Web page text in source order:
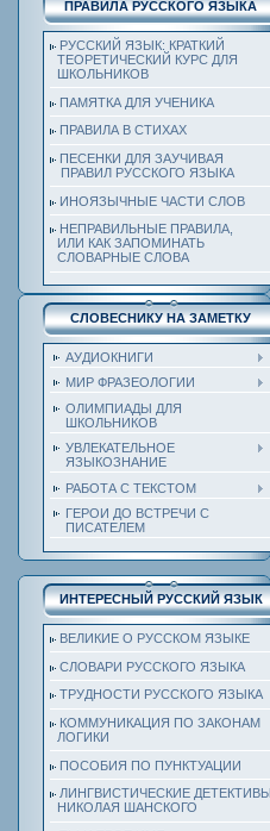
ПРАВИЛА РУССКОГО ЯЗЫКА
РУССКИЙ ЯЗЫК: КРАТКИЙ
ТЕОРЕТИЧЕСКИЙ КУРС ДЛЯ
ШКОЛЬНИКОВ
ПАМЯТКА ДЛЯ УЧЕНИКА
ПРАВИЛА В СТИХАХ
ПЕСЕНКИ ДЛЯ ЗАУЧИВАЯ
ПРАВИЛ РУССКОГО ЯЗЫКА
ИНОЯЗЫЧНЫЕ ЧАСТИ СЛОВ
НЕПРАВИЛЬНЫЕ ПРАВИЛА,
ИЛИ КАК ЗАПОМИНАТЬ
СЛОВАРНЫЕ СЛОВА
СЛОВЕСНИКУ НА ЗАМЕТКУ
АУДИОКНИГИ
МИР ФРАЗЕОЛОГИИ
ОЛИМПИАДЫ ДЛЯ
ШКОЛЬНИКОВ
УВЛЕКАТЕЛЬНОЕ
ЯЗЫКОЗНАНИЕ
РАБОТА С ТЕКСТОМ
ГЕРОИ ДО ВСТРЕЧИ С
ПИСАТЕЛЕМ
ИНТЕРЕСНЫЙ РУССКИЙ ЯЗЫК
ВЕЛИКИЕ О РУССКОМ ЯЗЫКЕ
СЛОВАРИ РУССКОГО ЯЗЫКА
ТРУДНОСТИ РУССКОГО ЯЗЫКА
КОММУНИКАЦИЯ ПО ЗАКОНАМ
ЛОГИКИ
ПОСОБИЯ ПО ПУНКТУАЦИИ
ЛИНГВИСТИЧЕСКИЕ ДЕТЕКТИВЫ
НИКОЛАЯ ШАНСКОГО